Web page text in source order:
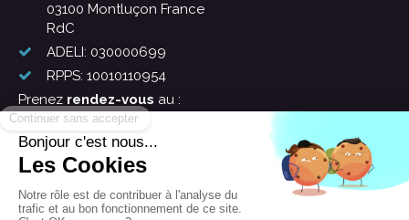
03100 Montluçon France
RdC
ADELI: 030000699
RPPS: 10010110954
Prenez rendez-vous au :
04 70 02 64 23
Prendre RDV en ligne